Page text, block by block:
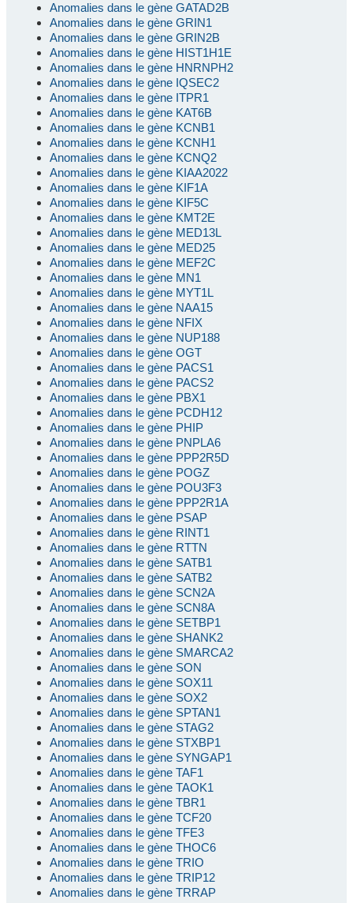
Anomalies dans le gène GATAD2B
Anomalies dans le gène GRIN1
Anomalies dans le gène GRIN2B
Anomalies dans le gène HIST1H1E
Anomalies dans le gène HNRNPH2
Anomalies dans le gène IQSEC2
Anomalies dans le gène ITPR1
Anomalies dans le gène KAT6B
Anomalies dans le gène KCNB1
Anomalies dans le gène KCNH1
Anomalies dans le gène KCNQ2
Anomalies dans le gène KIAA2022
Anomalies dans le gène KIF1A
Anomalies dans le gène KIF5C
Anomalies dans le gène KMT2E
Anomalies dans le gène MED13L
Anomalies dans le gène MED25
Anomalies dans le gène MEF2C
Anomalies dans le gène MN1
Anomalies dans le gène MYT1L
Anomalies dans le gène NAA15
Anomalies dans le gène NFIX
Anomalies dans le gène NUP188
Anomalies dans le gène OGT
Anomalies dans le gène PACS1
Anomalies dans le gène PACS2
Anomalies dans le gène PBX1
Anomalies dans le gène PCDH12
Anomalies dans le gène PHIP
Anomalies dans le gène PNPLA6
Anomalies dans le gène PPP2R5D
Anomalies dans le gène POGZ
Anomalies dans le gène POU3F3
Anomalies dans le gène PPP2R1A
Anomalies dans le gène PSAP
Anomalies dans le gène RINT1
Anomalies dans le gène RTTN
Anomalies dans le gène SATB1
Anomalies dans le gène SATB2
Anomalies dans le gène SCN2A
Anomalies dans le gène SCN8A
Anomalies dans le gène SETBP1
Anomalies dans le gène SHANK2
Anomalies dans le gène SMARCA2
Anomalies dans le gène SON
Anomalies dans le gène SOX11
Anomalies dans le gène SOX2
Anomalies dans le gène SPTAN1
Anomalies dans le gène STAG2
Anomalies dans le gène STXBP1
Anomalies dans le gène SYNGAP1
Anomalies dans le gène TAF1
Anomalies dans le gène TAOK1
Anomalies dans le gène TBR1
Anomalies dans le gène TCF20
Anomalies dans le gène TFE3
Anomalies dans le gène THOC6
Anomalies dans le gène TRIO
Anomalies dans le gène TRIP12
Anomalies dans le gène TRRAP